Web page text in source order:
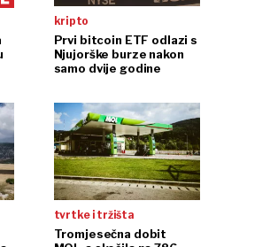
kripto
Prvi bitcoin ETF odlazi s
Njujorške burze nakon
samo dvije godine
tvrtke i tržišta
Tromjesečna dobit